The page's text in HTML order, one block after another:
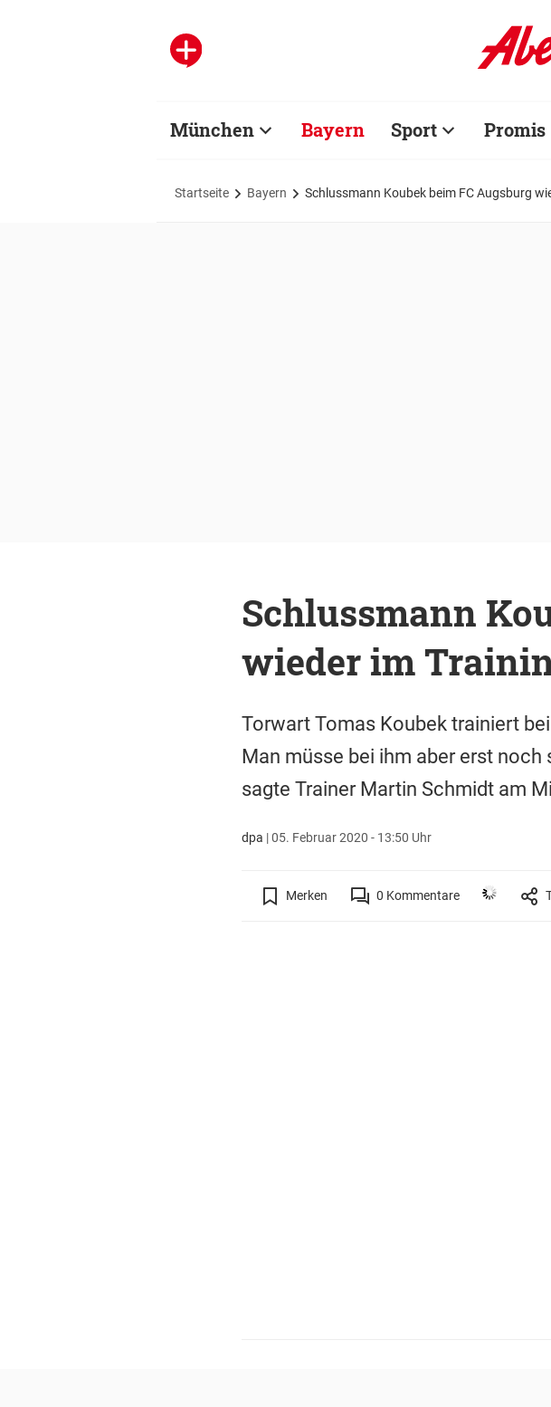
München Bayern Sport Promis
Startseite Bayern Schlussmann Koubek beim FC Augsburg
Schlussmann
wieder im
Torwart Tomas Koubek trainiert
Man müsse bei ihm aber erst noch
sagte Trainer Martin Schmidt am
dpa |05. Februar 2020 - 13:50 Uhr
Merken 0 Kommentare